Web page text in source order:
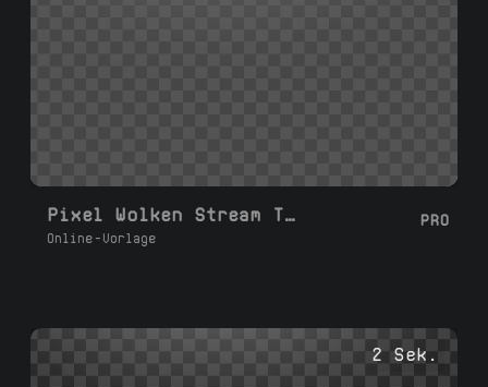
Pixel Wolken Stream Transition
Online-Vorlage
PRO
2 Sek.